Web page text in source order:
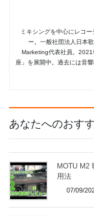
ミキシングを中心にレコ
ー。一般社団法人日本
Marketing代表社員。
座」を展開中。過去には音
あなたへのおす
MOTU M2
用法
07/09/